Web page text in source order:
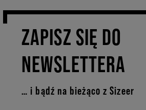
ZAPISZ SIĘ DO
NEWSLETTERA
… i bądź na bieżąco z Sizeer